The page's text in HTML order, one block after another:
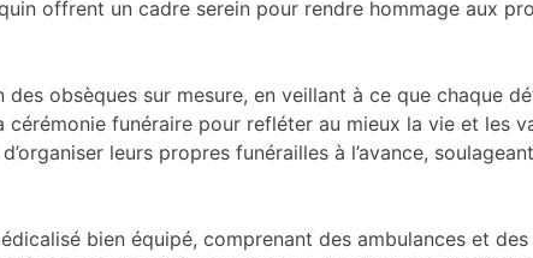
offrent un cadre serein pour rendre hommage aux
obsèques sur mesure, en veillant à ce que chaque
funéraire pour refléter au mieux la vie et les
leurs propres funérailles à l’avance,
bien équipé, comprenant des ambulances et